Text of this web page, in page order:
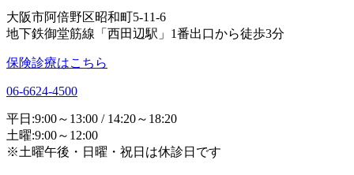
大阪市阿倍野区昭和町5-11-6
地下鉄御堂筋線「西田辺駅」1番出口から徒歩3分
保険診療はこちら
06-6624-4500
平日:9:00～13:00 / 14:20～18:20
土曜:9:00～12:00
※土曜午後・日曜・祝日は休診日です